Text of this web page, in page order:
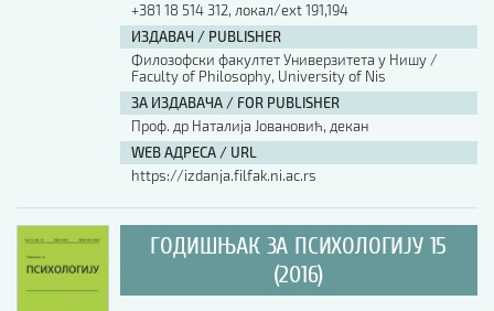
+381 18 514 312, локал/ext 191,194
ИЗДАВАЧ / PUBLISHER
Филозофски факултет Универзитета у Нишу /
Faculty of Philosophy, University of Nis
ЗА ИЗДАВАЧА / FOR PUBLISHER
Проф. др Наталија Јовановић, декан
WEB АДРЕСА / URL
https://izdanja.filfak.ni.ac.rs
ГОДИШЊАК ЗА ПСИХОЛОГИЈУ 15
(2016)